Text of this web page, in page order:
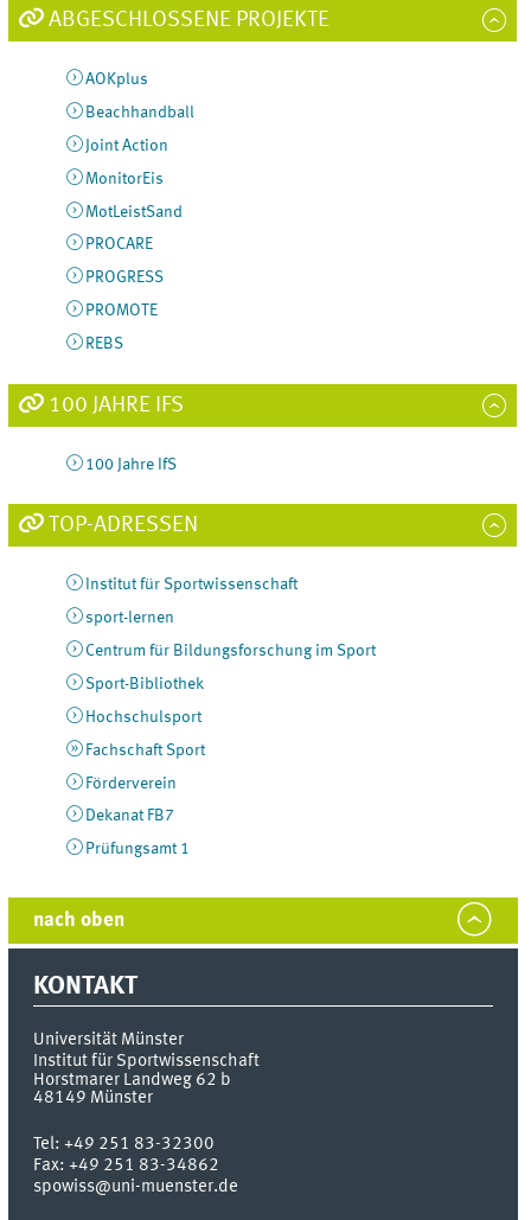
ABGESCHLOSSENE PROJEKTE
AOKplus
Beachhandball
Joint Action
MonitorEis
MotLeistSand
PROCARE
PROGRESS
PROMOTE
REBS
100 JAHRE IFS
100 Jahre IfS
TOP-ADRESSEN
Institut für Sportwissenschaft
sport-lernen
Centrum für Bildungsforschung im Sport
Sport-Bibliothek
Hochschulsport
Fachschaft Sport
Förderverein
Dekanat FB7
Prüfungsamt 1
nach oben
KONTAKT
Universität Münster
Institut für Sportwissenschaft
Horstmarer Landweg 62 b
48149 Münster
Tel:+49 251 83-32300
Fax:+49 251 83-34862
spowiss@uni-muenster.de